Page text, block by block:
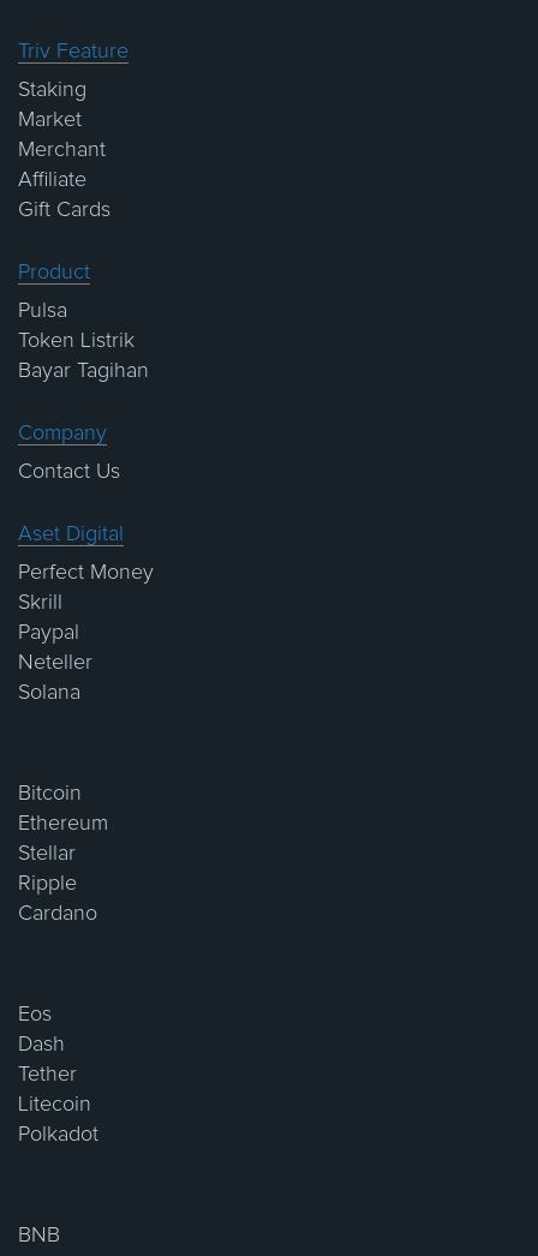
Triv Feature
Staking
Market
Merchant
Affiliate
Gift Cards
Product
Pulsa
Token Listrik
Bayar Tagihan
Company
Contact Us
Aset Digital
Perfect Money
Skrill
Paypal
Neteller
Solana
Bitcoin
Ethereum
Stellar
Ripple
Cardano
Eos
Dash
Tether
Litecoin
Polkadot
BNB